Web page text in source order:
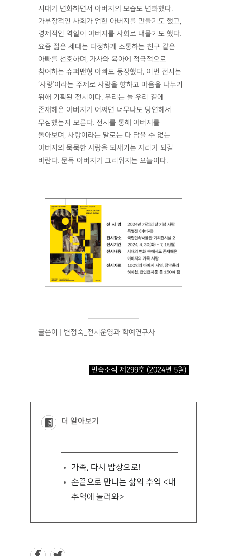
시대가 변화하면서 아버지의 모습도 변화했다.
가부장적인 사회가 엄한 아버지를 만들기도 했고,
경제적인 역할이 아버지를 사회로 내몰기도 했다.
요즘 젊은 세대는 다정하게 소통하는 친구 같은
아빠를 선호하며, 가사와 육아에 적극적으로
참여하는 슈퍼맨형 아빠도 등장했다. 이번 전시는
‘사랑’이라는 주제로 사람을 향하고 마음을 나누기
위해 기획된 전시이다. 우리는 늘 우리 곁에
존재해온 아버지가 어쩌면 너무나도 당연해서
무심했는지 모른다. 전시를 통해 아버지를
돌아보며, 사랑이라는 말로는 다 담을 수 없는
아버지의 묵묵한 사랑을 되새기는 자리가 되길
바란다. 문득 아버지가 그리워지는 오늘이다.
글쓴이 | 변정숙_전시운영과 학예연구사
민속소식 제299호 (2024년 5월)
더 알아보기
가족, 다시 밥상으로!
손끝으로 만나는 삶의 추억 <내
추억에 놀러와>